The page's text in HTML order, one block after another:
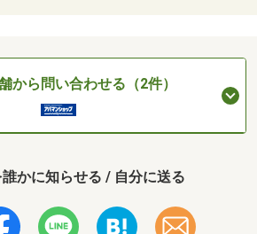
から問い合わせる（2件）
かに知らせる / 自分に送る